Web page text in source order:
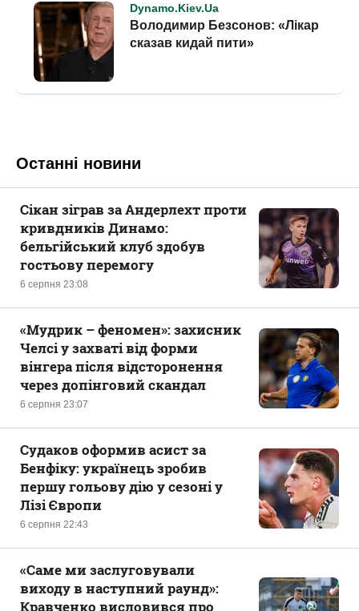
Останні новини
6 серпня 23:08
Сікан зіграв за Андерлехт проти
кривдників Динамо:
бельгійський клуб здобув
гостьову перемогу
6 серпня 23:07
«Мудрик – феномен»: захисник
Челсі у захваті від форми
вінгера після відсторонення
через допінговий скандал
6 серпня 22:43
Судаков оформив асист за
Бенфіку: українець зробив
першу гольову дію у сезоні у
Лізі Європи
«Саме ми заслуговували
виходу в наступний раунд»:
Кравченко висловився про